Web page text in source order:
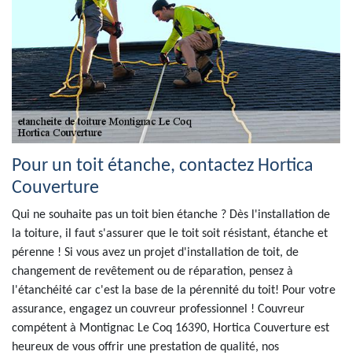
Pour un toit étanche, contactez Hortica
Couverture
Qui ne souhaite pas un toit bien étanche ? Dès l'installation de
la toiture, il faut s'assurer que le toit soit résistant, étanche et
pérenne ! Si vous avez un projet d'installation de toit, de
changement de revêtement ou de réparation, pensez à
l'étanchéité car c'est la base de la pérennité du toit! Pour votre
assurance, engagez un couvreur professionnel ! Couvreur
compétent à Montignac Le Coq 16390, Hortica Couverture est
heureux de vous offrir une prestation de qualité, nos